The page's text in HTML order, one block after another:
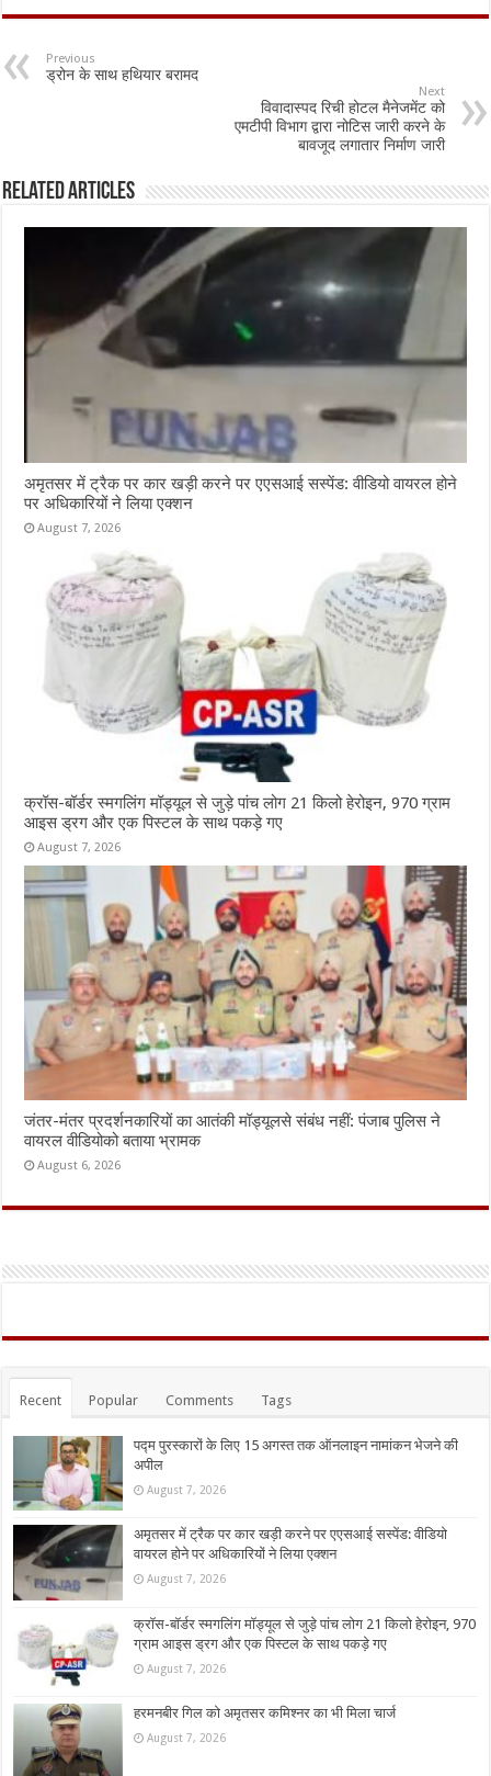
e
b
o
at
sA
p
ai ar
Previous
ड्रोन के साथ हथियार बरामद
Next
विवादास्पद रिची होटल मैनेजमेंट को
एमटीपी विभाग द्वारा नोटिस जारी करने के
बावजूद लगातार निर्माण जारी
Related Articles
अमृतसर में ट्रैक पर कार खड़ी करने पर एएसआई सस्पेंड: वीडियो वायरल होने
पर अधिकारियों ने लिया एक्शन
August 7, 2026
क्रॉस-बॉर्डर स्मगलिंग मॉड्यूल से जुड़े पांच लोग 21 किलो हेरोइन, 970 ग्राम
आइस ड्रग और एक पिस्टल के साथ पकड़े गए
August 7, 2026
जंतर-मंतर प्रदर्शनकारियों का आतंकी मॉड्यूलसे संबंध नहीं: पंजाब पुलिस ने
वायरल वीडियोको बताया भ्रामक
August 6, 2026
Recent Popular Comments Tags
पद्म पुरस्कारों के लिए 15 अगस्त तक ऑनलाइन नामांकन भेजने की
अपील
August 7, 2026
अमृतसर में ट्रैक पर कार खड़ी करने पर एएसआई सस्पेंड: वीडियो
वायरल होने पर अधिकारियों ने लिया एक्शन
August 7, 2026
क्रॉस-बॉर्डर स्मगलिंग मॉड्यूल से जुड़े पांच लोग 21 किलो हेरोइन, 970
ग्राम आइस ड्रग और एक पिस्टल के साथ पकड़े गए
August 7, 2026
हरमनबीर गिल को अमृतसर कमिश्नर का भी मिला चार्ज
August 7, 2026